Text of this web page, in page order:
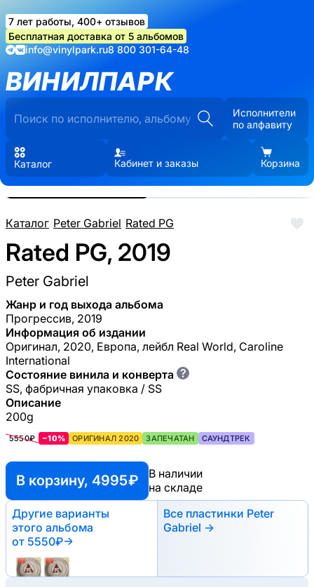
7 лет работы, 400+ отзывов
Бесплатная доставка от 5 альбомов
info@vinylpark.ru8 800 301-64-48
ВИНИЛПАРК
Исполнители
по алфавиту
Каталог Кабинет и заказы Корзина
Каталог/Peter Gabriel/Rated PG
Rated PG, 2019
Peter Gabriel
Жанр и год выхода альбома
Прогрессив, 2019
Информация об издании
Оригинал, 2020, Европа, лейбл Real World, Caroline
International
Состояние винила и конверта ?
SS, фабричная упаковка / SS
Описание
200g
5550₽ −10% ОРИГИНАЛ 2020 ЗАПЕЧАТАН САУНДТРЕК
В корзину, 4995 ₽
В наличии
на складе
Другие варианты
этого альбома
от 5550₽→
Все пластинки Peter
Gabriel →
Реальные фото пластинки.
Нажмите, чтобы увеличить